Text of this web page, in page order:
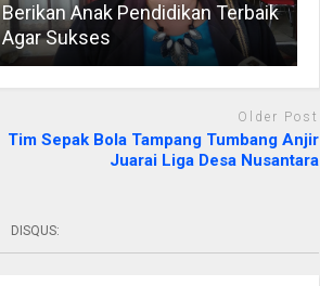
Berikan Anak Pendidikan Terbaik
Agar Sukses
Older Post
Tim Sepak Bola Tampang Tumbang Anjir
Juarai Liga Desa Nusantara
DISQUS: